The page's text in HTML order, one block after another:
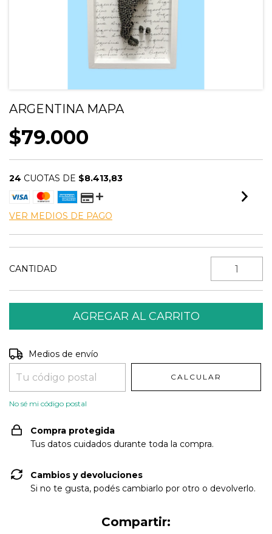
ARGENTINA MAPA
$79.000
24 CUOTAS DE $8.413,83
VER MEDIOS DE PAGO
CANTIDAD
Entregas para el CP:
Medios de envío
CALCULAR
No sé mi código postal
Compra protegida
Tus datos cuidados durante toda la compra.
Cambios y devoluciones
Si no te gusta, podés cambiarlo por otro o devolverlo.
Compartir: